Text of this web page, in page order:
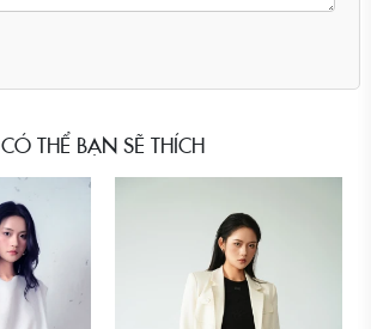
CÓ THỂ BẠN SẼ THÍCH